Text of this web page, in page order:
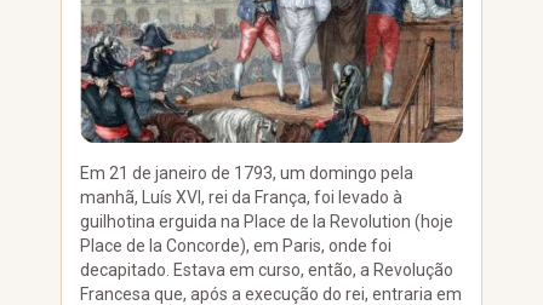
Em 21 de janeiro de 1793, um domingo pela
manhã, Luís XVI, rei da França, foi levado à
guilhotina erguida na Place de la Revolution (hoje
Place de la Concorde), em Paris, onde foi
decapitado. Estava em curso, então, a Revolução
Francesa que, após a execução do rei, entraria em